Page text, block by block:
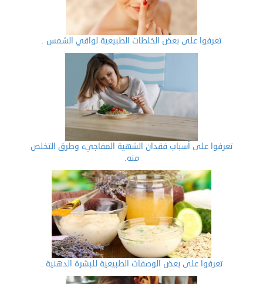
تعرفوا على بعض الخلطات الطبيعية لواقي الشمس .
تعرفوا على أسباب فقدان الشهية المفاجيء وطرق التخلص
منه.
تعرفوا على بعض الوصفات الطبيعية للبشرة الدهنية .